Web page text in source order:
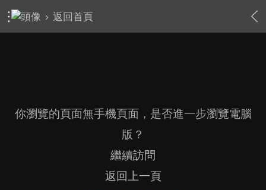
› 返回首頁
你瀏覽的頁面無手機頁面，是否進一步瀏覽電腦
版？
繼續訪問
返回上一頁